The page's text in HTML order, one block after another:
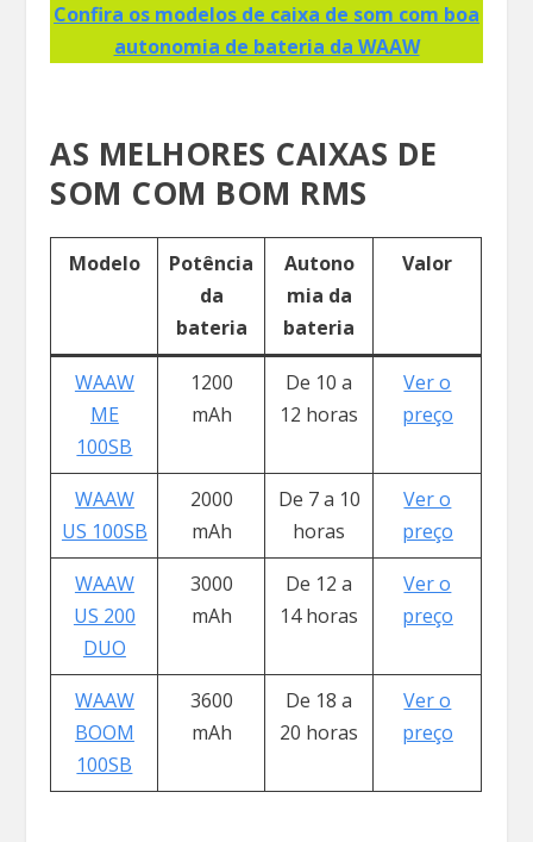
Confira os modelos de caixa de som com boa
autonomia de bateria da WAAW
AS MELHORES CAIXAS DE
SOM COM BOM RMS
Modelo
Potência
da
bateria
Autono
mia da
bateria
Valor
WAAW
ME
100SB
1200
mAh
De 10 a
12 horas
Ver o
preço
WAAW
US 100SB
2000
mAh
De 7 a 10
horas
Ver o
preço
WAAW
US 200
DUO
3000
mAh
De 12 a
14 horas
Ver o
preço
WAAW
BOOM
100SB
3600
mAh
De 18 a
20 horas
Ver o
preço